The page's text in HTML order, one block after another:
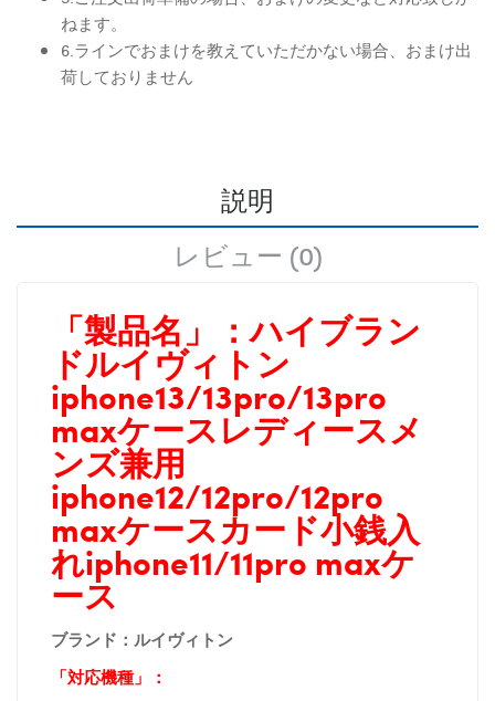
ねます。
6.ラインでおまけを教えていただかない場合、おまけ出
荷しておりません
説明
レビュー (0)
「製品名」：ハイブラン
ドルイヴィトン
iphone13/13pro/13pro
maxケースレディースメ
ンズ兼用
iphone12/12pro/12pro
maxケースカード小銭入
れiphone11/11pro maxケ
ース
ブランド：ルイヴィトン
「対応機種」：